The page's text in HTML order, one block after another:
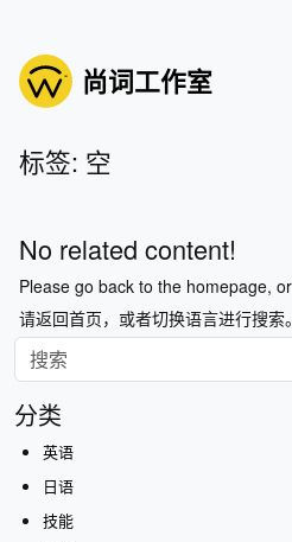
尚词工作室
标签: 空
No related content!
Please go back to the homepage,
请返回首页，或者切换语言进行搜索。
分类
英语
日语
技能